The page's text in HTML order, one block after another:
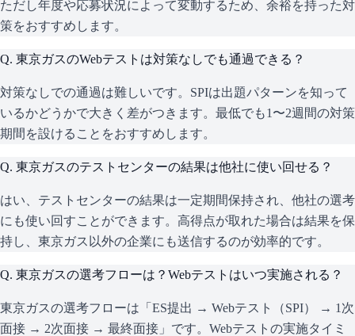
ただし年度や応募状況によって変動するため、余裕を持った対
策をおすすめします。
Q. 東京ガスのWebテストは対策なしでも通過できる？
対策なしでの通過は難しいです。SPIは出題パターンを知って
いるかどうかで大きく差がつきます。最低でも1〜2週間の対策
期間を設けることをおすすめします。
Q. 東京ガスのテストセンターの結果は他社に使い回せる？
はい、テストセンターの結果は一定期間保持され、他社の選考
にも使い回すことができます。高得点が取れた場合は結果を保
持し、東京ガス以外の企業にも送信するのが効率的です。
Q. 東京ガスの選考フローは？Webテストはいつ実施される？
東京ガスの選考フローは「ES提出 → Webテスト（SPI） → 1次
面接 → 2次面接 → 最終面接」です。Webテストの実施タイミ